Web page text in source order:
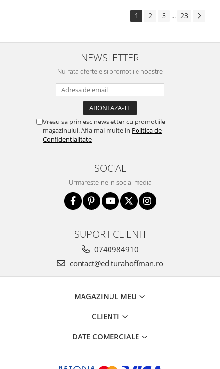
1 2 3 ... 23
NEWSLETTER
Nu rata ofertele si promotiile noastre
Vreau sa primesc newsletter cu promotiile
magazinului. Afla mai multe in Politica de
Confidentialitate
SOCIAL
Urmareste-ne in social media
SUPORT CLIENTI
0740984910
contact@editurahoffman.ro
MAGAZINUL MEU
CLIENTI
DATE COMERCIALE